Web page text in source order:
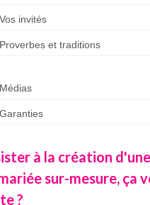
Vos invités
Proverbes et traditions
Médias
Garanties
à la création
sur-mesure, ça
?